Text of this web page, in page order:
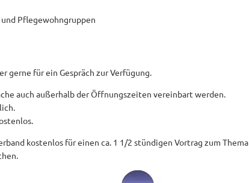
Pflegewohngruppen
gerne für ein Gespräch zur Verfügung.
auch außerhalb der Öffnungszeiten vereinbart werden.
kostenlos für einen ca. 1 1/2 stündigen Vortrag zum Thema